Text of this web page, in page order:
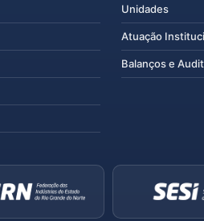
Unidades
Atuação
Balanços e